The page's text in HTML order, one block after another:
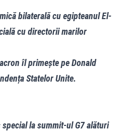
bilaterală cu egipteanul El-
cu directorii marilor
îl primește pe Donald
Statelor Unite.
la summit-ul G7 alături